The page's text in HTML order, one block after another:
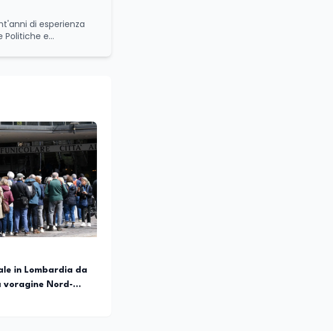
di esperienza
Politiche e
per il lavoro. In
delle regioni,
di Diritto
eCampus,
Ha tenuto
Aires su temi
Innovation Manager
il dialogo
in Lombardia da
voragine Nord-